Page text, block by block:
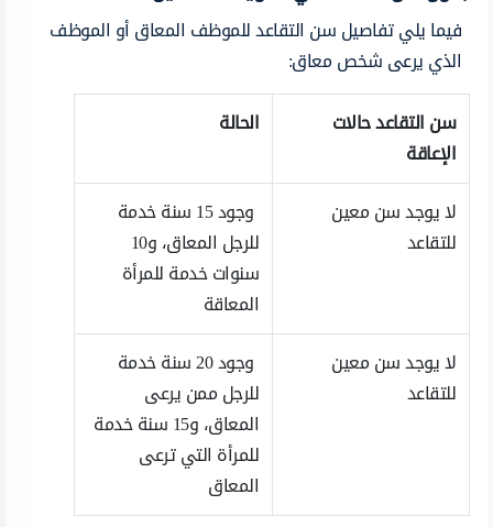
فيما يلي تفاصيل سن التقاعد للموظف المعاق أو الموظف
الذي يرعى شخص معاق:
سن التقاعد حالات
الإعاقة
الحالة
لا يوجد سن معين
للتقاعد
وجود 15 سنة خدمة
للرجل المعاق، و10
سنوات خدمة للمرأة
المعاقة
لا يوجد سن معين
للتقاعد
وجود 20 سنة خدمة
للرجل ممن يرعى
المعاق، و15 سنة خدمة
للمرأة التي ترعى
المعاق